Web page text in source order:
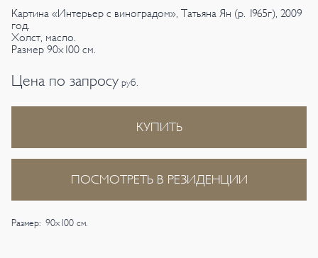
Картина «Интерьер с виноградом», Татьяна Ян (р. 1965г), 2009
год.
Холст, масло.
Размер 90х100 см.
Цена по запросу руб.
КУПИТЬ
ПОСМОТРЕТЬ В РЕЗИДЕНЦИИ
Размер: 90х100 см.